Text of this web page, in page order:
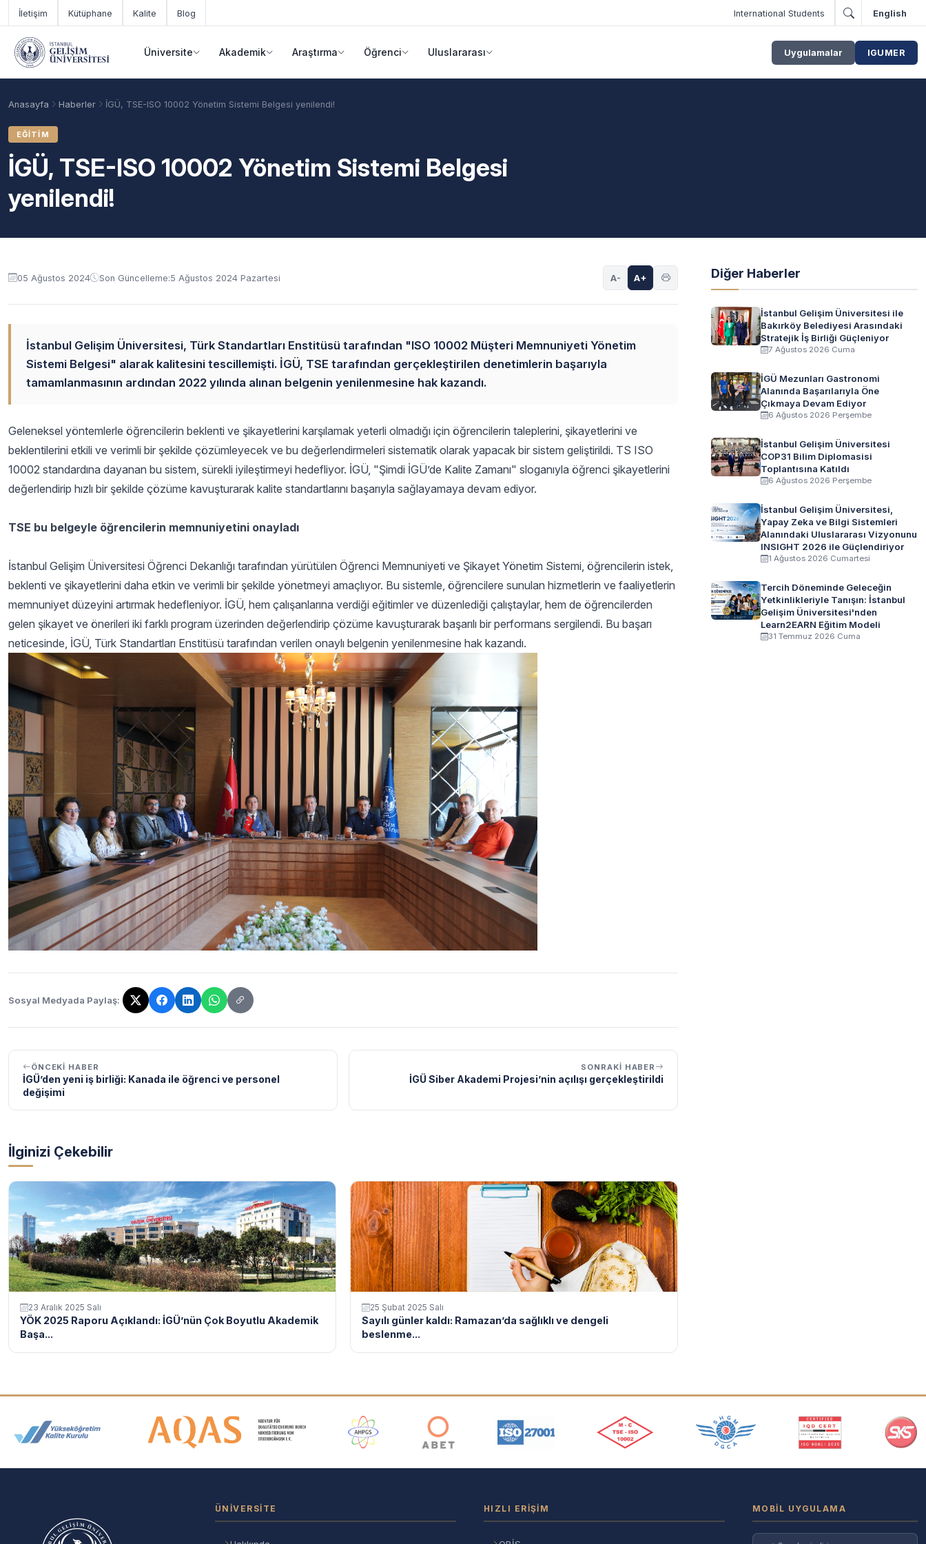
Ana içeriğe geç
İletişim Kütüphane Kalite Blog International Students English
Üniversite Akademik Araştırma Öğrenci Uluslararası Uygulamalar IGUMER
Anasayfa Haberler İGÜ, TSE-ISO 10002 Yönetim Sistemi Belgesi yenilendi!
EĞITIM
İGÜ, TSE-ISO 10002 Yönetim Sistemi Belgesi
yenilendi!
05 Ağustos 2024 Son Güncelleme:5 Ağustos 2024 Pazartesi A- A+
İstanbul Gelişim Üniversitesi, Türk Standartları Enstitüsü tarafından "ISO 10002 Müşteri Memnuniyeti Yönetim
Sistemi Belgesi" alarak kalitesini tescillemişti. İGÜ, TSE tarafından gerçekleştirilen denetimlerin başarıyla
tamamlanmasının ardından 2022 yılında alınan belgenin yenilenmesine hak kazandı.
Geleneksel yöntemlerle öğrencilerin beklenti ve şikayetlerini karşılamak yeterli olmadığı için öğrencilerin taleplerini, şikayetlerini ve
beklentilerini etkili ve verimli bir şekilde çözümleyecek ve bu değerlendirmeleri sistematik olarak yapacak bir sistem geliştirildi. TS ISO
10002 standardına dayanan bu sistem, sürekli iyileştirmeyi hedefliyor. İGÜ, "Şimdi İGÜ’de Kalite Zamanı" sloganıyla öğrenci şikayetlerini
değerlendirip hızlı bir şekilde çözüme kavuşturarak kalite standartlarını başarıyla sağlayamaya devam ediyor.
TSE bu belgeyle öğrencilerin memnuniyetini onayladı
İstanbul Gelişim Üniversitesi Öğrenci Dekanlığı tarafından yürütülen Öğrenci Memnuniyeti ve Şikayet Yönetim Sistemi, öğrencilerin istek,
beklenti ve şikayetlerini daha etkin ve verimli bir şekilde yönetmeyi amaçlıyor. Bu sistemle, öğrencilere sunulan hizmetlerin ve faaliyetlerin
memnuniyet düzeyini artırmak hedefleniyor. İGÜ, hem çalışanlarına verdiği eğitimler ve düzenlediği çalıştaylar, hem de öğrencilerden
gelen şikayet ve önerileri iki farklı program üzerinden değerlendirip çözüme kavuşturarak başarılı bir performans sergilendi. Bu başarı
neticesinde, İGÜ, Türk Standartları Enstitüsü tarafından verilen onaylı belgenin yenilenmesine hak kazandı.
Sosyal Medyada Paylaş:
Bağlantı kopyalandı!
ÖNCEKI HABER
İGÜ’den yeni iş birliği: Kanada ile öğrenci ve personel
değişimi
SONRAKI HABER
İGÜ Siber Akademi Projesi’nin açılışı gerçekleştirildi
İlginizi Çekebilir
23 Aralık 2025 Salı
YÖK 2025 Raporu Açıklandı: İGÜ’nün Çok Boyutlu Akademik
Başa...
25 Şubat 2025 Salı
Sayılı günler kaldı: Ramazan’da sağlıklı ve dengeli
beslenme...
Diğer Haberler
İstanbul Gelişim Üniversitesi ile
Bakırköy Belediyesi Arasındaki
Stratejik İş Birliği Güçleniyor
7 Ağustos 2026 Cuma
İGÜ Mezunları Gastronomi
Alanında Başarılarıyla Öne
Çıkmaya Devam Ediyor
6 Ağustos 2026 Perşembe
İstanbul Gelişim Üniversitesi
COP31 Bilim Diplomasisi
Toplantısına Katıldı
6 Ağustos 2026 Perşembe
İstanbul Gelişim Üniversitesi,
Yapay Zeka ve Bilgi Sistemleri
Alanındaki Uluslararası Vizyonunu
INSIGHT 2026 ile Güçlendiriyor
1 Ağustos 2026 Cumartesi
Tercih Döneminde Geleceğin
Yetkinlikleriyle Tanışın: İstanbul
Gelişim Üniversitesi'nden
Learn2EARN Eğitim Modeli
31 Temmuz 2026 Cuma
Akreditasyon ve Üyelik Logoları
ÜNIVERSITE HIZLI ERIŞIM MOBIL UYGULAMA